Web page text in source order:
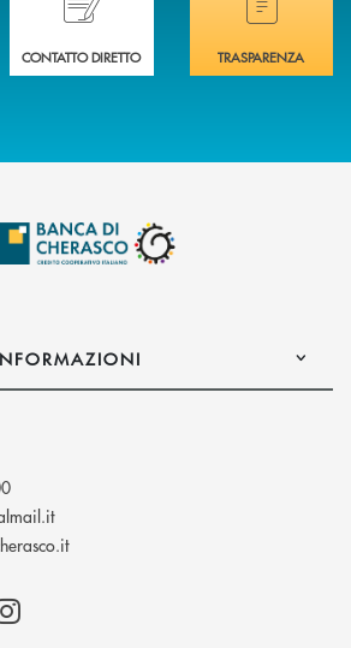
CONTATTO DIRETTO TRASPARENZA
(si apre l’app di posta elettronica)
(si apre l’app di posta elettronica)